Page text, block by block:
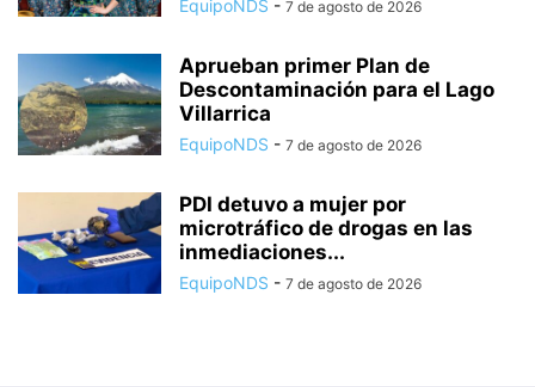
EquipoNDS - 7 de agosto de 2026
Aprueban primer Plan de
Descontaminación para el Lago
Villarrica
EquipoNDS - 7 de agosto de 2026
PDI detuvo a mujer por
microtráfico de drogas en las
inmediaciones...
EquipoNDS - 7 de agosto de 2026